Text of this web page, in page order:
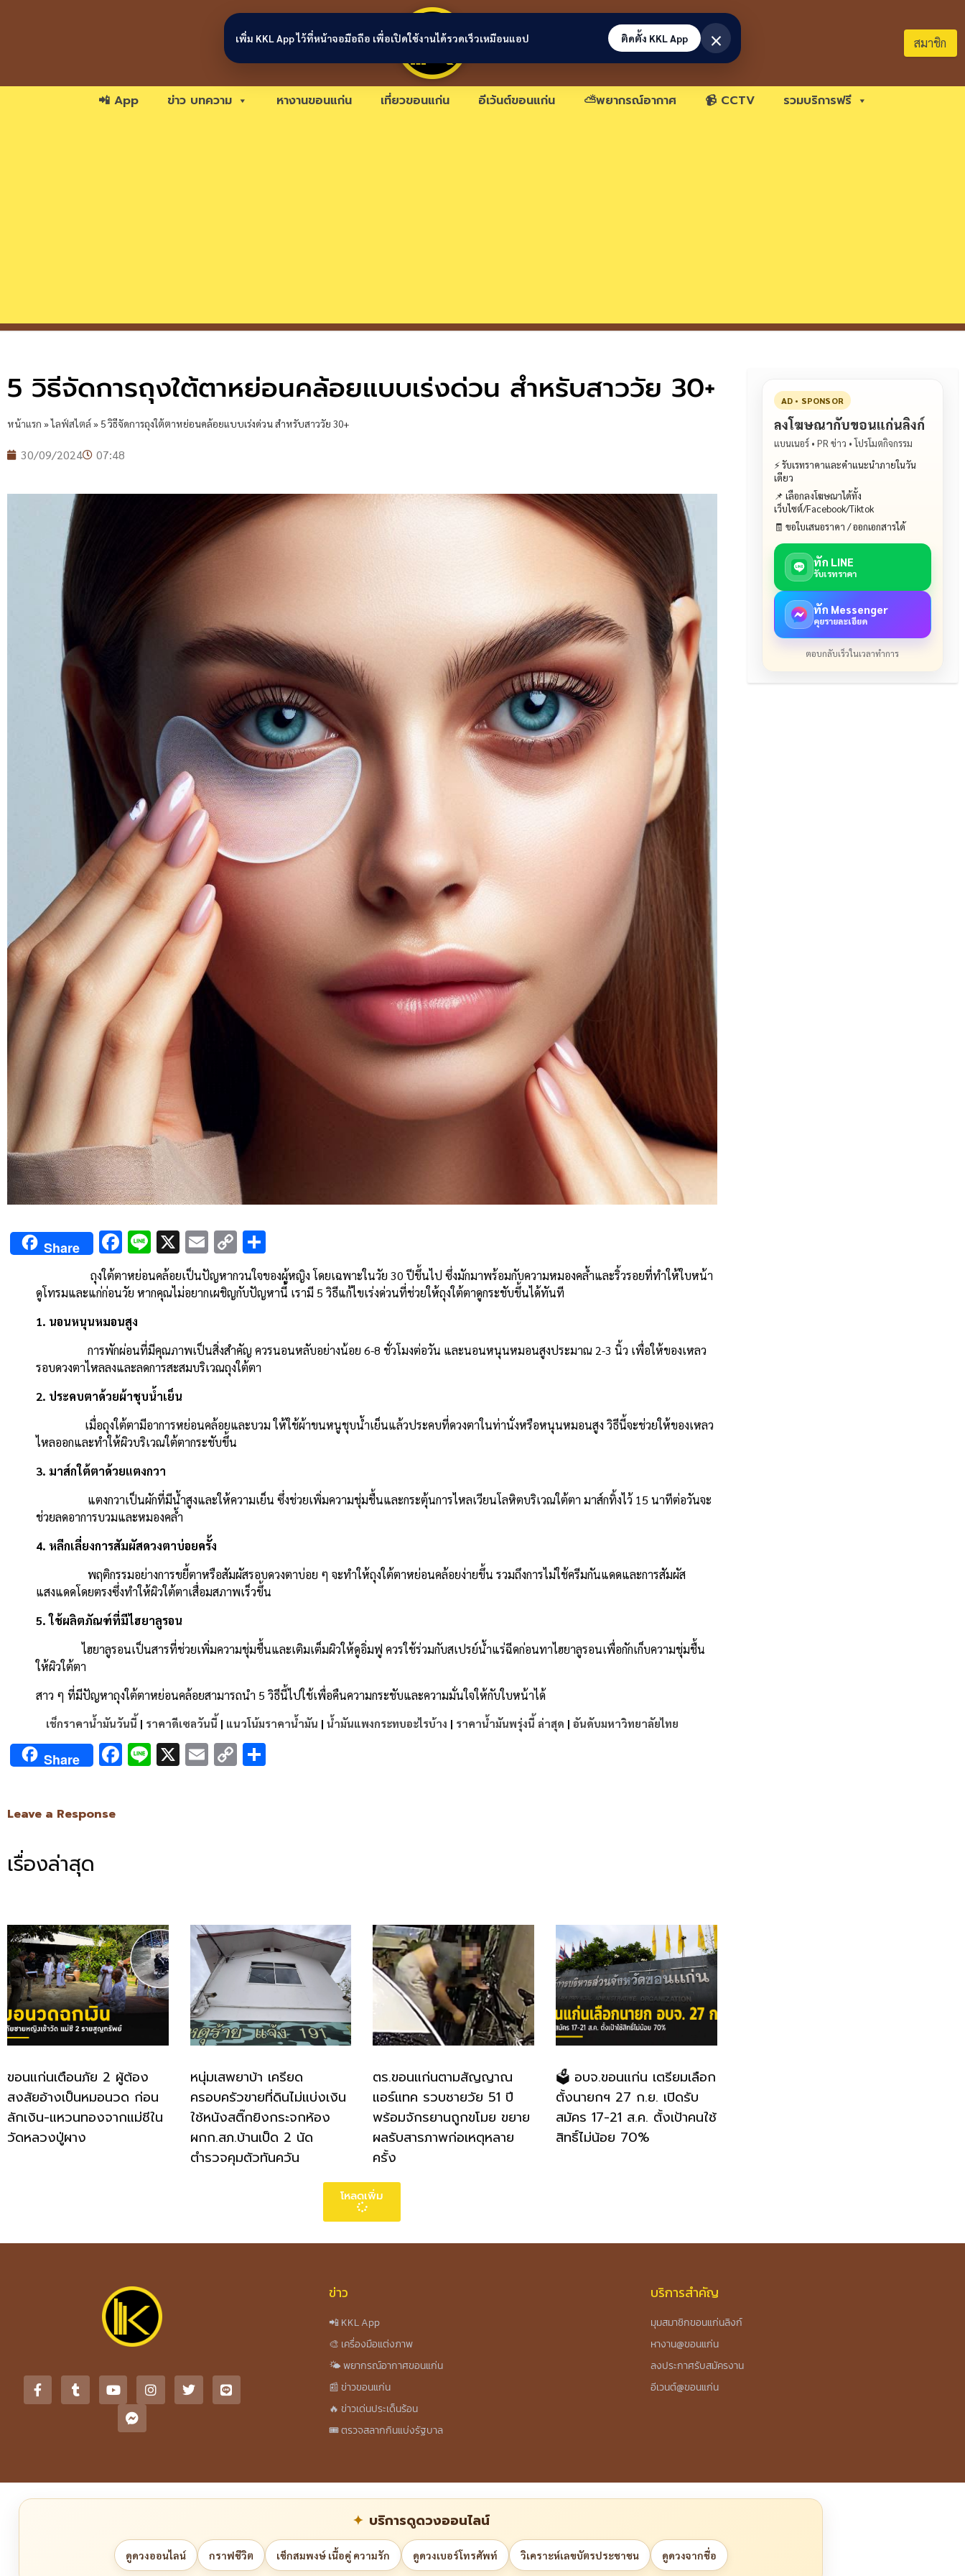
ขอนแก่นลิงก์ สมาชิก
📲 App ข่าว บทความ หางานขอนแก่น เที่ยวขอนแก่น อีเว้นต์ขอนแก่น ⛅พยากรณ์อากาศ 📹 CCTV รวมบริการฟรี
5 วิธีจัดการถุงใต้ตาหย่อนคล้อยแบบเร่งด่วน สำหรับสาววัย 30+
หน้าแรก »ไลฟ์สไตล์» 5 วิธีจัดการถุงใต้ตาหย่อนคล้อยแบบเร่งด่วน สำหรับสาววัย 30+
30/09/2024 07:48
Share Facebook
Line
X Email
Copy
Link
ถุงใต้ตาหย่อนคล้อยเป็นปัญหากวนใจของผู้หญิง โดยเฉพาะในวัย 30 ปีขึ้นไป ซึ่งมักมาพร้อมกับความหมองคล้ำและริ้วรอยที่ทำให้ใบหน้า
ดูโทรมและแก่ก่อนวัย หากคุณไม่อยากเผชิญกับปัญหานี้ เรามี 5 วิธีแก้ไขเร่งด่วนที่ช่วยให้ถุงใต้ตาดูกระชับขึ้นได้ทันที
1. นอนหนุนหมอนสูง
การพักผ่อนที่มีคุณภาพเป็นสิ่งสำคัญ ควรนอนหลับอย่างน้อย 6-8 ชั่วโมงต่อวัน และนอนหนุนหมอนสูงประมาณ 2-3 นิ้ว เพื่อให้ของเหลว
รอบดวงตาไหลลงและลดการสะสมบริเวณถุงใต้ตา
2. ประคบตาด้วยผ้าชุบน้ำเย็น
เมื่อถุงใต้ตามีอาการหย่อนคล้อยและบวม ให้ใช้ผ้าขนหนูชุบน้ำเย็นแล้วประคบที่ดวงตาในท่านั่งหรือหนุนหมอนสูง วิธีนี้จะช่วยให้ของเหลว
ไหลออกและทำให้ผิวบริเวณใต้ตากระชับขึ้น
3. มาส์กใต้ตาด้วยแตงกวา
แตงกวาเป็นผักที่มีน้ำสูงและให้ความเย็น ซึ่งช่วยเพิ่มความชุ่มชื้นและกระตุ้นการไหลเวียนโลหิตบริเวณใต้ตา มาส์กทิ้งไว้ 15 นาทีต่อวันจะ
ช่วยลดอาการบวมและหมองคล้ำ
4. หลีกเลี่ยงการสัมผัสดวงตาบ่อยครั้ง
พฤติกรรมอย่างการขยี้ตาหรือสัมผัสรอบดวงตาบ่อย ๆ จะทำให้ถุงใต้ตาหย่อนคล้อยง่ายขึ้น รวมถึงการไม่ใช้ครีมกันแดดและการสัมผัส
แสงแดดโดยตรงซึ่งทำให้ผิวใต้ตาเสื่อมสภาพเร็วขึ้น
5. ใช้ผลิตภัณฑ์ที่มีไฮยาลูรอน
ไฮยาลูรอนเป็นสารที่ช่วยเพิ่มความชุ่มชื้นและเติมเต็มผิวให้ดูอิ่มฟู ควรใช้ร่วมกับสเปรย์น้ำแร่ฉีดก่อนทาไฮยาลูรอนเพื่อกักเก็บความชุ่มชื้น
ให้ผิวใต้ตา
สาว ๆ ที่มีปัญหาถุงใต้ตาหย่อนคล้อยสามารถนำ 5 วิธีนี้ไปใช้เพื่อคืนความกระชับและความมั่นใจให้กับใบหน้าได้
เช็กราคาน้ำมันวันนี้ | ราคาดีเซลวันนี้ | แนวโน้มราคาน้ำมัน | น้ำมันแพงกระทบอะไรบ้าง | ราคาน้ำมันพรุ่งนี้ ล่าสุด | อันดับมหาวิทยาลัยไทย
Share Facebook
Line
X Email
Copy
Leave a Response
เรื่องล่าสุด
ขอนแก่นเตือนภัย 2 ผู้ต้อง
สงสัยอ้างเป็นหมอนวด ก่อน
ลักเงิน-แหวนทองจากแม่ชีใน
วัดหลวงปู่ผาง
หนุ่มเสพยาบ้า เครียด
ครอบครัวขายที่ดินไม่แบ่งเงิน
ใช้หนังสติ๊กยิงกระจกห้อง
ผกก.สภ.บ้านเป็ด 2 นัด
ตำรวจคุมตัวทันควัน
ตร.ขอนแก่นตามสัญญาณ
แอร์แทค รวบชายวัย 51 ปี
พร้อมจักรยานถูกขโมย ขยาย
ผลรับสารภาพก่อเหตุหลาย
ครั้ง
🗳️ อบจ.ขอนแก่น เตรียมเลือก
ตั้งนายกฯ 27 ก.ย. เปิดรับ
สมัคร 17-21 ส.ค. ตั้งเป้าคนใช้
สิทธิ์ไม่น้อย 70%
โหลดเพิ่ม
AD • SPONSOR
ลงโฆษณากับขอนแก่นลิงก์
แบนเนอร์ • PR ข่าว • โปรโมตกิจกรรม
⚡ รับเรทราคาและคำแนะนำภายในวัน
เดียว
📌 เลือกลงโฆษณาได้ทั้ง
เว็บไซต์/Facebook/Tiktok
🧾 ขอใบเสนอราคา / ออกเอกสารได้
ทัก LINE
รับเรทราคา
ทัก Messenger
คุยรายละเอียด
ตอบกลับเร็วในเวลาทำการ
ข่าว
📲 KKL App
🎨 เครื่องมือแต่งภาพ
🌤️ พยากรณ์อากาศขอนแก่น
📰 ข่าวขอนแก่น
🔥 ข่าวเด่นประเด็นร้อน
🎟️ ตรวจสลากกินแบ่งรัฐบาล
บริการสำคัญ
มุมสมาชิกขอนแก่นลิงก์
หางาน@ขอนแก่น
ลงประกาศรับสมัครงาน
อีเวนต์@ขอนแก่น
บริการดูดวงออนไลน์
ดูดวงออนไลน์ กราฟชีวิต เช็กสมพงษ์ เนื้อคู่ ความรัก ดูดวงเบอร์โทรศัพท์ วิเคราะห์เลขบัตรประชาชน ดูดวงจากชื่อ
เพิ่ม KKL App ไว้ที่หน้าจอมือถือ เพื่อเปิดใช้งานได้รวดเร็วเหมือนแอป ติดตั้ง KKL App ×